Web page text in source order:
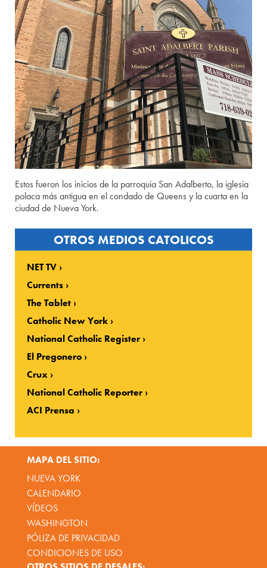
Estos fueron los inicios de la parroquia San Adalberto, la iglesia
polaca más antigua en el condado de Queens y la cuarta en la
ciudad de Nueva York.
OTROS MEDIOS CATOLICOS
NET TV
Currents
The Tablet
Catholic New York
National Catholic Register
El Pregonero
Crux
National Catholic Reporter
ACI Prensa
MAPA DEL SITIO:
NUEVA YORK
CALENDARIO
VÍDEOS
WASHINGTON
PÓLIZA DE PRIVACIDAD
CONDICIONES DE USO